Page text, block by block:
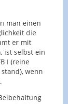
man einen
die
er mit
ist selbst ein
I (reine
wenn